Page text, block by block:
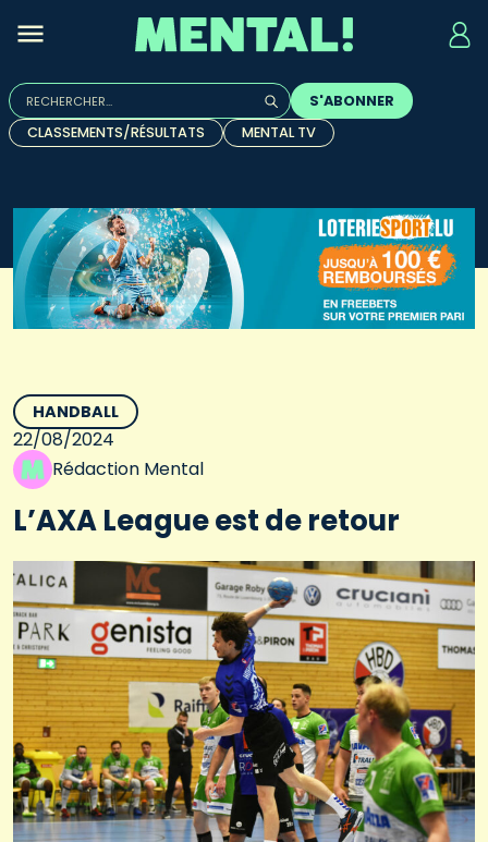
Rechercher :
Quand les résultats de l'auto-complétion sont
S'ABONNER
CLASSEMENTS/RÉSULTATS
MENTAL TV
HANDBALL
22/08/2024
Rédaction Mental
L’AXA League est de retour